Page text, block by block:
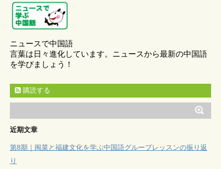
ニュースで中国語
言葉は日々進化しています。ニュースから最新の中国語
を学びましょう！
購読する
近期文章
第8期｜闽菜と福建文化を学ぶ中国語グループレッスンの振り返
り